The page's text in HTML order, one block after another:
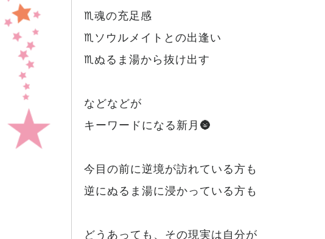
♏️魂の充足感
♏️ソウルメイトとの出逢い
♏️ぬるま湯から抜け出す
などなどが
キーワードになる新月🌚
今目の前に逆境が訪れている方も
逆にぬるま湯に浸かっている方も
どうあっても、その現実は自分が